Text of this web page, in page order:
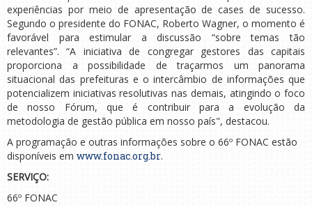
experiências por meio de apresentação de cases de sucesso.
Segundo o presidente do FONAC, Roberto Wagner, o momento é
favorável para estimular a discussão “sobre temas tão
relevantes”. “A iniciativa de congregar gestores das capitais
proporciona a possibilidade de traçarmos um panorama
situacional das prefeituras e o intercâmbio de informações que
potencializem iniciativas resolutivas nas demais, atingindo o foco
de nosso Fórum, que é contribuir para a evolução da
metodologia de gestão pública em nosso país", destacou.
A programação e outras informações sobre o 66º FONAC estão
disponíveis em www.fonac.org.br.
SERVIÇO:
66º FONAC